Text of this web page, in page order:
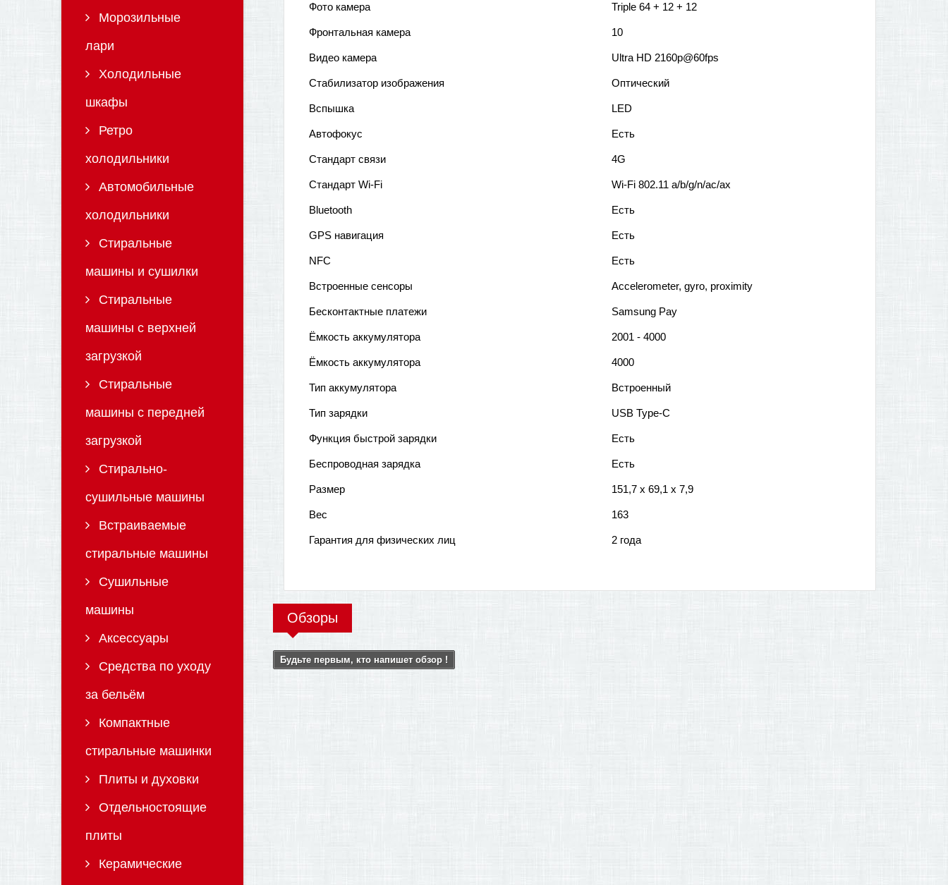
Морозильные
лари
Холодильные
шкафы
Ретро
холодильники
Автомобильные
холодильники
Стиральные
машины и сушилки
Стиральные
машины с верхней
загрузкой
Стиральные
машины с передней
загрузкой
Стирально-
сушильные машины
Встраиваемые
стиральные машины
Сушильные
машины
Аксессуары
Средства по уходу
за бельём
Компактные
стиральные машинки
Плиты и духовки
Отдельностоящие
плиты
Керамические
Фото камера Triple 64 + 12 + 12
Фронтальная камера 10
Видео камера Ultra HD 2160p@60fps
Стабилизатор изображения Оптический
Вспышка LED
Автофокус Есть
Стандарт связи 4G
Стандарт Wi-Fi Wi-Fi 802.11 a/b/g/n/ac/ax
Bluetooth Есть
GPS навигация Есть
NFC Есть
Встроенные сенсоры Accelerometer, gyro, proximity
Бесконтактные платежи Samsung Pay
Ёмкость аккумулятора 2001 - 4000
Ёмкость аккумулятора 4000
Тип аккумулятора Встроенный
Тип зарядки USB Type-C
Функция быстрой зарядки Есть
Беспроводная зарядка Есть
Размер 151,7 x 69,1 x 7,9
Вес 163
Гарантия для физических лиц 2 года
Обзоры
Будьте первым, кто напишет обзор !